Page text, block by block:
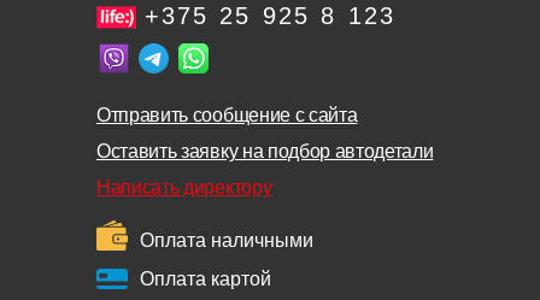
+375 25 925 8 123
Отправить сообщение с сайта
Оставить заявку на подбор автодетали
Написать директору
Оплата наличными
Оплата картой